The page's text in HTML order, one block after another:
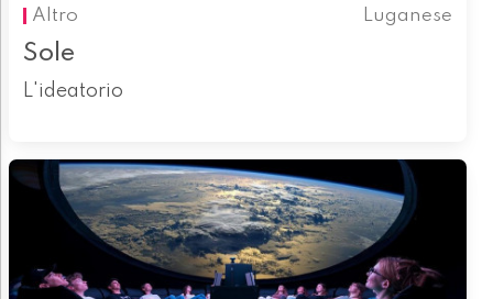
Altro
Luganese
Sole
L'ideatorio